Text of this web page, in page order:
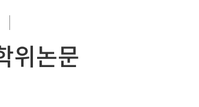
위논문